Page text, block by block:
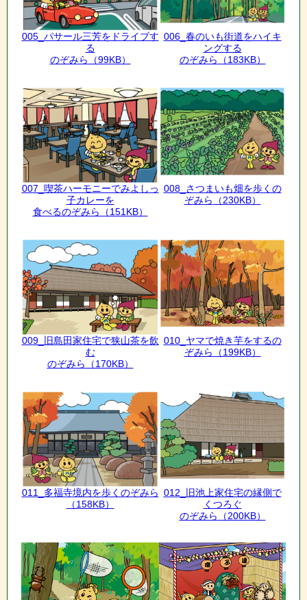
005_パサール三芳をドライブす
る
のぞみら （99KB）
006_春のいも街道をハイキ
ングする
のぞみら （183KB）
007_喫茶ハーモニーでみよしっ
子カレーを
食べるのぞみら （151KB）
008_さつまいも畑を歩くの
ぞみら （230KB）
009_旧島田家住宅で狭山茶を飲
む
のぞみら （170KB）
010_ヤマで焼き芋をするの
ぞみら （199KB）
011_多福寺境内を歩くのぞみら
（158KB）
012_旧池上家住宅の縁側で
くつろぐ
のぞみら （200KB）